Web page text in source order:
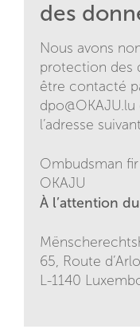
des
Nous avons
protection des
être contacté
dpo@OKAJU.lu
l’adresse
Ombudsman
OKAJU
À l’attention
65, Route
L-1140